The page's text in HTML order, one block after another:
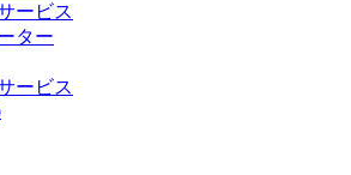
ービス
ター
ービス